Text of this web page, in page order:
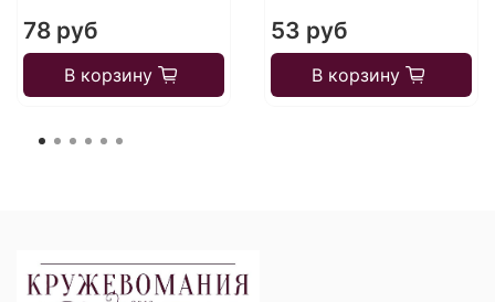
78 руб
В корзину
53 руб
В корзину